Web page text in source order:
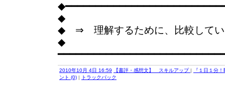
◆
◆ ⇒ 理解するために、比較してい
◆
2010年10月 4日 16:59 【書評・感想文】 スキルアップ |
『１日１分
ント (0) | トラックバック